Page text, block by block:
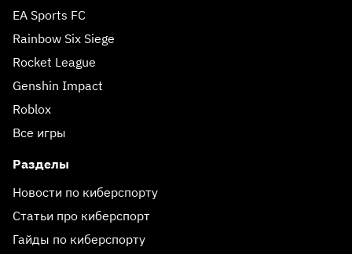
EA Sports FC
Rainbow Six Siege
Rocket League
Genshin Impact
Roblox
Все игры
Разделы
Новости по киберспорту
Статьи про киберспорт
Гайды по киберспорту